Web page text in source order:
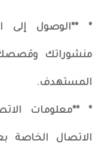
* **الوصول إلى
منشوراتك
المستهدف.
* **معلومات
الاتصال الخاصة